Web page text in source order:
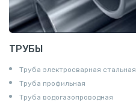
ТРУБЫ
Труба электросварная стальная
Труба профильная
Труба водогазопроводная